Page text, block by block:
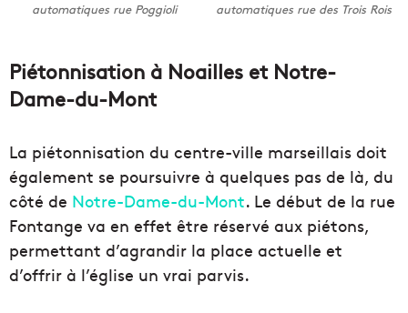
automatiques rue Poggioli
automatiques rue des Trois Rois
Piétonnisation à Noailles et Notre-
Dame-du-Mont
La piétonnisation du centre-ville marseillais doit
également se poursuivre à quelques pas de là, du
côté de Notre-Dame-du-Mont. Le début de la rue
Fontange va en effet être réservé aux piétons,
permettant d’agrandir la place actuelle et
d’offrir à l’église un vrai parvis.